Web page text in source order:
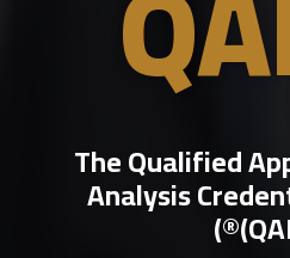
The Qualified
Analysis